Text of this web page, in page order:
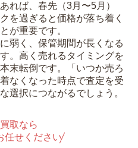
れば、春先（3月〜5月）
を過ぎると価格が落ち着く
が重要です。
弱く、保管期間が長くなる
。高く売れるタイミングを
末転倒です。「いつか売ろ
なくなった時点で査定を受
選択につながるでしょう。
取なら
任せください